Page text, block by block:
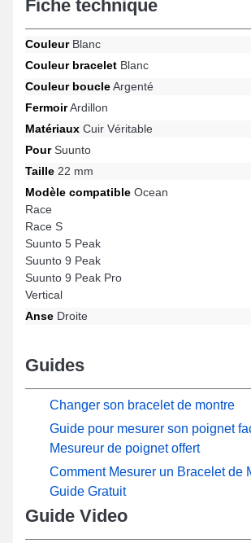
les gabarits Vertical, Suunto 9 Peak, Suunto 5
Peak Pro, Ocean, Race et bien plus encore de
Associant qualité de fabrication et robustesse,
de manière harmonieuse tout en assurant une
irréprochable.
Fiche technique
CouleurBlanc
Couleur bracelet Blanc
Couleur boucleArgenté
FermoirArdillon
Matériaux Cuir Véritable
PourSuunto
Taille 22 mm
Modèle compatible Ocean
Race
Race S
Suunto 5 Peak
Suunto 9 Peak
Suunto 9 Peak Pro
Vertical
Anse Droite
Guides
Changer son bracelet de montre
Guide pour mesurer son poignet
Mesureur de poignet offert
Comment Mesurer un Bracelet de
Guide Gratuit
Guide Video